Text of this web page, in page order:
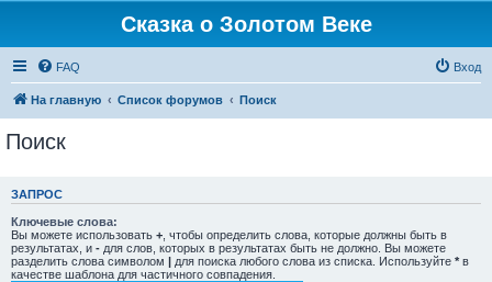
Сказка о Золотом Веке
FAQ Вход
На главную Список форумов Поиск
Поиск
ЗАПРОС
Ключевые слова:
Вы можете использовать + , чтобы определить слова, которые должны быть в
результатах, и - для слов, которых в результатах быть не должно. Вы можете
разделить слова символом | для поиска любого слова из списка. Используйте * в
качестве шаблона для частичного совпадения.